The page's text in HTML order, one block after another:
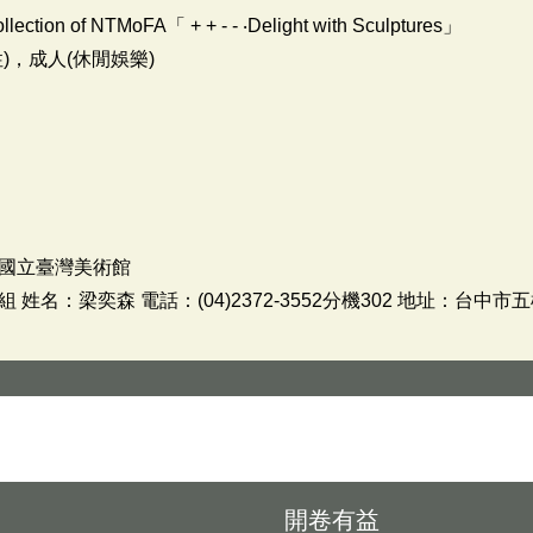
of NTMoFA「 + + - - ‧Delight with Sculptures」
，成人(休閒娛樂)
立臺灣美術館
姓名：梁奕森 電話：(04)2372-3552分機302 地址：台中市
開卷有益